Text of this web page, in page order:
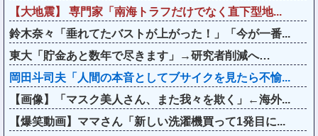
【大地震】 専門家「南海トラフだけでなく直下型地...
鈴木奈々「垂れてたバストが上がった！」「今が一番...
東大「貯金あと数年で尽きます」→研究者削減へ…
岡田斗司夫「人間の本音としてブサイクを見たら不愉...
【画像】「マスク美人さん、また我々を欺く」←海外...
【爆笑動画】ママさん「新しい洗濯機買って1発目に...